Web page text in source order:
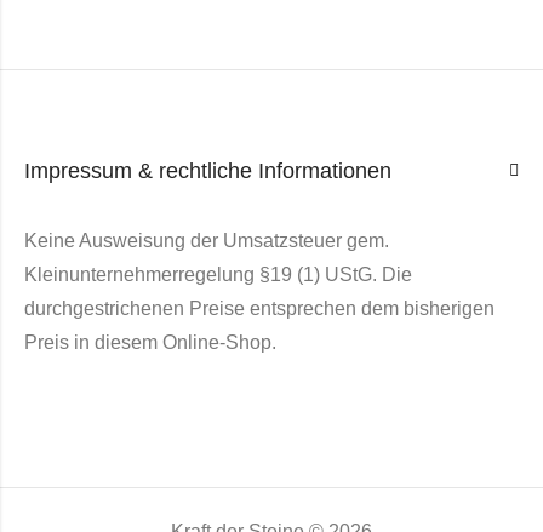
Impressum & rechtliche Informationen
Keine Ausweisung der Umsatzsteuer gem.
Kleinunternehmerregelung §19 (1) UStG. Die
durchgestrichenen Preise entsprechen dem bisherigen
Preis in diesem Online-Shop.